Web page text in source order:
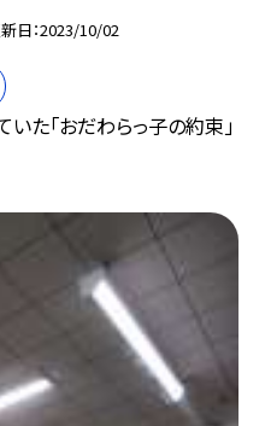
日 2023/10/02
た「おだわらっ子の約束」